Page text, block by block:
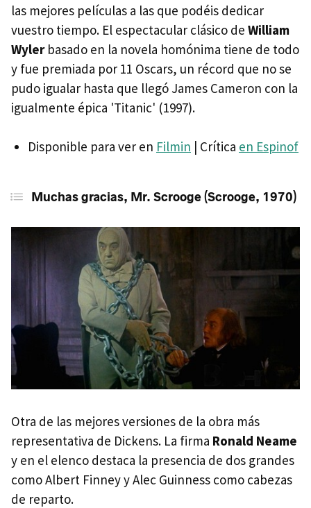
las mejores películas a las que podéis dedicar
vuestro tiempo. El espectacular clásico de William
Wylerbasado en la novela homónima tiene de todo
y fue premiada por 11 Oscars, un récord que no se
pudo igualar hasta que llegó James Cameron con la
igualmente épica 'Titanic' (1997).
Disponible para ver en Filmin | Crítica en Espinof
Muchas gracias, Mr. Scrooge (Scrooge, 1970)
Otra de las mejores versiones de la obra más
representativa de Dickens. La firma Ronald Neame
y en el elenco destaca la presencia de dos grandes
como Albert Finney y Alec Guinness como cabezas
de reparto.